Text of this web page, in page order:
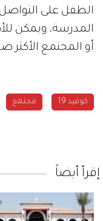
الطفل على التواصل
المدرسة، ويمكن
أو المجتمع الأكثر
كوفيد 19 مجتمع
إقرأ أيضاً